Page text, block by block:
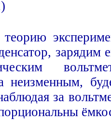
зарядим
неизменным,
за